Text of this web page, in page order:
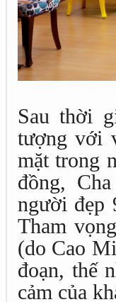
Sau thời
tượng với
mặt trong
đồng,
người đẹp
Tham
(do Cao
đoạn, thế
cảm của